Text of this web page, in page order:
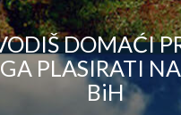
DOMAĆI
PLASIRATI
BiH